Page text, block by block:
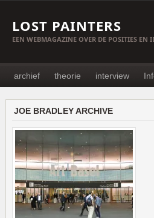
LOST PAINTERS
EEN WEBMAGAZINE OVER DE POSITIES EN
archief theorie interview
JOE BRADLEY ARCHIVE